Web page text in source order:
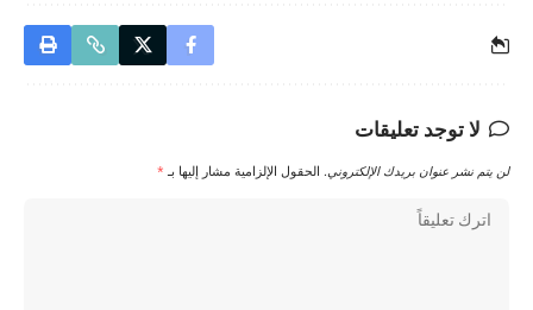
لا توجد تعليقات
لن يتم نشر عنوان بريدك الإلكتروني. الحقول الإلزامية مشار إليها بـ *